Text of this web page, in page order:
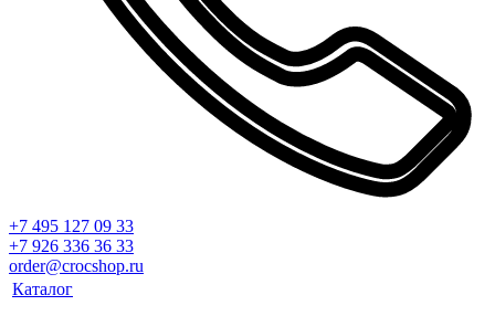
+7 495 127 09 33
+7 926 336 36 33
order@crocshop.ru
Каталог